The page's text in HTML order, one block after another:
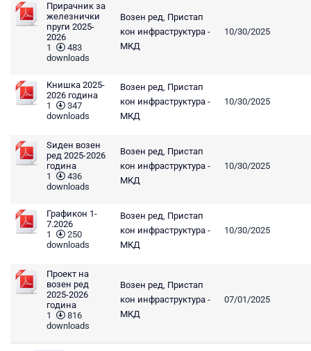
Прирачник за
железнички
пруги 2025-
2026
1
483
downloads
Возен ред, Пристап
кон инфраструктура -
МКД
10/30/2025
Книшка 2025-
2026 година
1
347
downloads
Возен ред, Пристап
кон инфраструктура -
МКД
10/30/2025
Ѕиден возен
ред 2025-2026
година
1
436
downloads
Возен ред, Пристап
кон инфраструктура -
МКД
10/30/2025
Графикон 1-
7.2026
1
250
downloads
Возен ред, Пристап
кон инфраструктура -
МКД
10/30/2025
Проект на
возен ред
2025-2026
година
1
816
downloads
Возен ред, Пристап
кон инфраструктура -
МКД
07/01/2025